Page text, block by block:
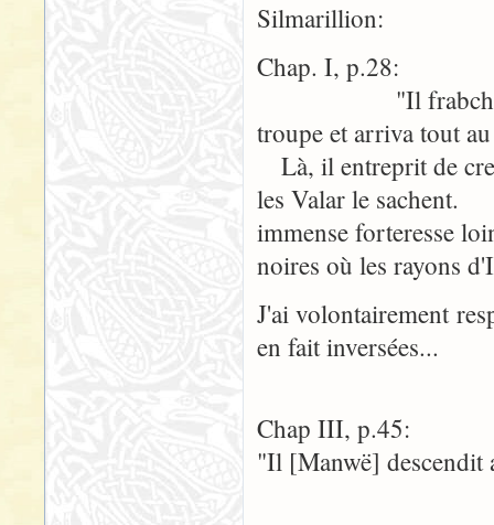
Silmarillion:
Chap. I, p.28:
"Il frabchit les
troupe et arriva tout
Là, il entreprit de
les Valar le sachent.
immense forteresse
noires où les rayons
J'ai volontairement
en fait inversées...
Chap III, p.45:
"Il [Manwë] descendit